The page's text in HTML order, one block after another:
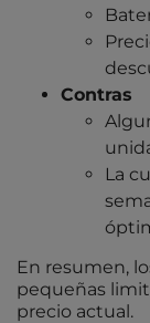
Contras
La
En resumen,
pequeñas
precio actual.